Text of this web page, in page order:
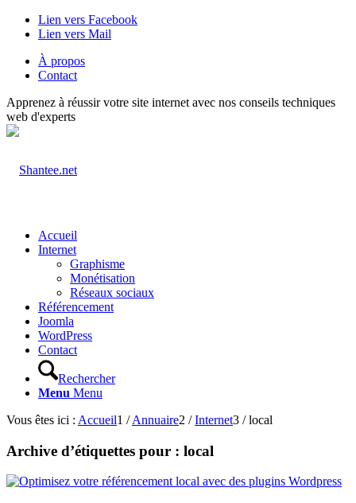
Lien vers Facebook
Lien vers Mail
À propos
Contact
Apprenez à réussir votre site internet avec nos conseils techniques
web d'experts
Accueil
Internet
Graphisme
Monétisation
Réseaux sociaux
Référencement
Joomla
WordPress
Contact
Rechercher
Menu Menu
Vous êtes ici : Accueil1 / Annuaire2 / Internet3 / local
Archive d’étiquettes pour : local